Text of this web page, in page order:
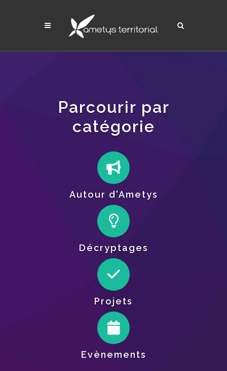
Parcourir par
catégorie
Autour d'Ametys
Décryptages
Projets
Evènements